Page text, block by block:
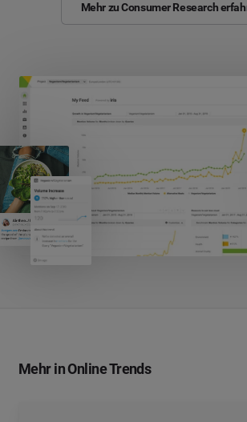
Mehr zu Consumer Research
Mehr in Online Trends